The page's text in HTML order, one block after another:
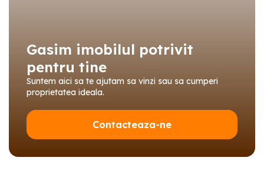
Gasim imobilul potrivit
pentru tine
Suntem aici sa te ajutam sa vinzi sau sa cumperi
proprietatea ideala.
Contacteaza-ne